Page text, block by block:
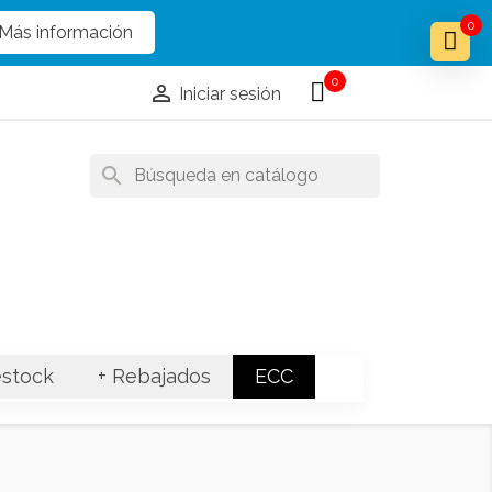
Más información
 Iniciar sesión
0
0
search
+ Rebajados ECC